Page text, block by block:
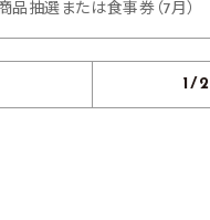
品抽選または食事券（7月）
1/2